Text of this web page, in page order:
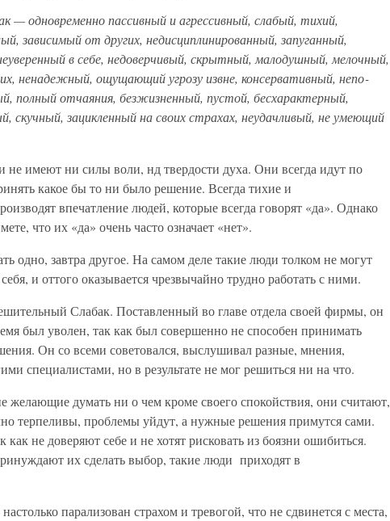
— одновременно пассивный и агрес­сивный, слабый, тихий,
зависимый от других, недисциплинированный, запуганный,
в себе, недоверчивый, скрытный, малодушный, мелочный,
нена­дежный, ощущающий угрозу извне, консервативный, непо­
полный отчаяния, безжизненный, пустой, бесхарактерный,
скучный, зацикленный на своих страхах, неудачливый, не умеющий
имеют ни силы воли, нд твердости духа. Они всегда идут по
какое бы то ни было решение. Всегда тихие и
впечатление людей, которые всегда говорят «да». Однако
что их «да» очень часто означает «нет».
одно, завтра другое. На самом деле такие люди толком не могут
и оттого оказывается чрезвычайно трудно работать с ними.
Слабак. Поставленный во главе отдела своей фирмы, он
был уволен, так как был совершенно не способен принимать
Он со всеми советовался, выслушивал разные, мнения,
специалистами, но в результате не мог решиться ни на что.
думать ни о чем кроме своего спокойствия, они считают,
терпеливы, проблемы уйдут, а нужные решения примутся сами.
не доверяют себе и не хотят рисковать из боязни ошибиться.
их сделать выбор, такие люди приходят в
парализован страхом и тревогой, что не сдвинется с места,